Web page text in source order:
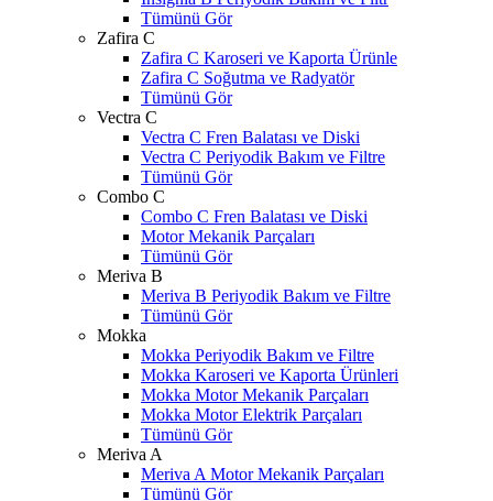
Tümünü Gör
Zafira C
Zafira C Karoseri ve Kaporta Ürünle
Zafira C Soğutma ve Radyatör
Tümünü Gör
Vectra C
Vectra C Fren Balatası ve Diski
Vectra C Periyodik Bakım ve Filtre
Tümünü Gör
Combo C
Combo C Fren Balatası ve Diski
Motor Mekanik Parçaları
Tümünü Gör
Meriva B
Meriva B Periyodik Bakım ve Filtre
Tümünü Gör
Mokka
Mokka Periyodik Bakım ve Filtre
Mokka Karoseri ve Kaporta Ürünleri
Mokka Motor Mekanik Parçaları
Mokka Motor Elektrik Parçaları
Tümünü Gör
Meriva A
Meriva A Motor Mekanik Parçaları
Tümünü Gör